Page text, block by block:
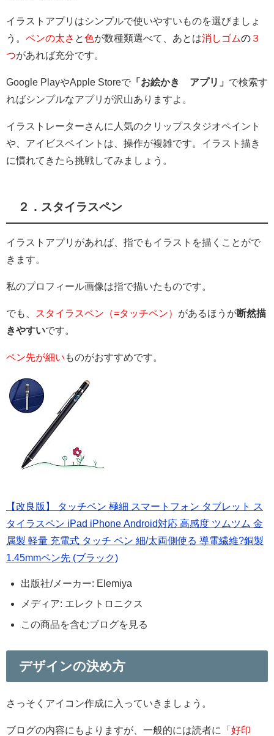
イラストアプリはシンプルで使いやすいものを選びましょ
う。 ペンの太さ と色が数種類選べて、あとは消しゴムの ３
つがあれば充分です。
Google PlayやApple Storeで 「お絵かき アプリ」 で検索す
ればシンプルなアプリが沢山ありますよ。
イラストレーターさんに人気のクリップスタジオペイント
や、アイビスペイントは、操作が複雑です。イラスト描き
に慣れてきたら挑戦してみましょう。
２．スタイラスペン
イラストアプリがあれば、指でもイラストを描くことがで
きます。
私のプロフィール画像は指で描いたものです。
でも、 スタイラスペン（=タッチペン） があるほうが断然描
きやすいです。
ペン先が細い ものがおすすめです。
【改良版】 タッチペン 極細 スマートフォン タブレット ス
タイラスペン iPad iPhone Android対応 高感度 ツムツム 金
属製 軽量 充電式 タッチ ペン 細/太両側使る 導電繊維?銅製
1.45mmペン先 (ブラック)
出版社/メーカー: Elemiya
メディア: エレクトロニクス
この商品を含むブログを見る
デザインの決め方
さっそくアイコン作成に入っていきましょう。
ブログの内容にもよりますが、一般的には読者に
「好印